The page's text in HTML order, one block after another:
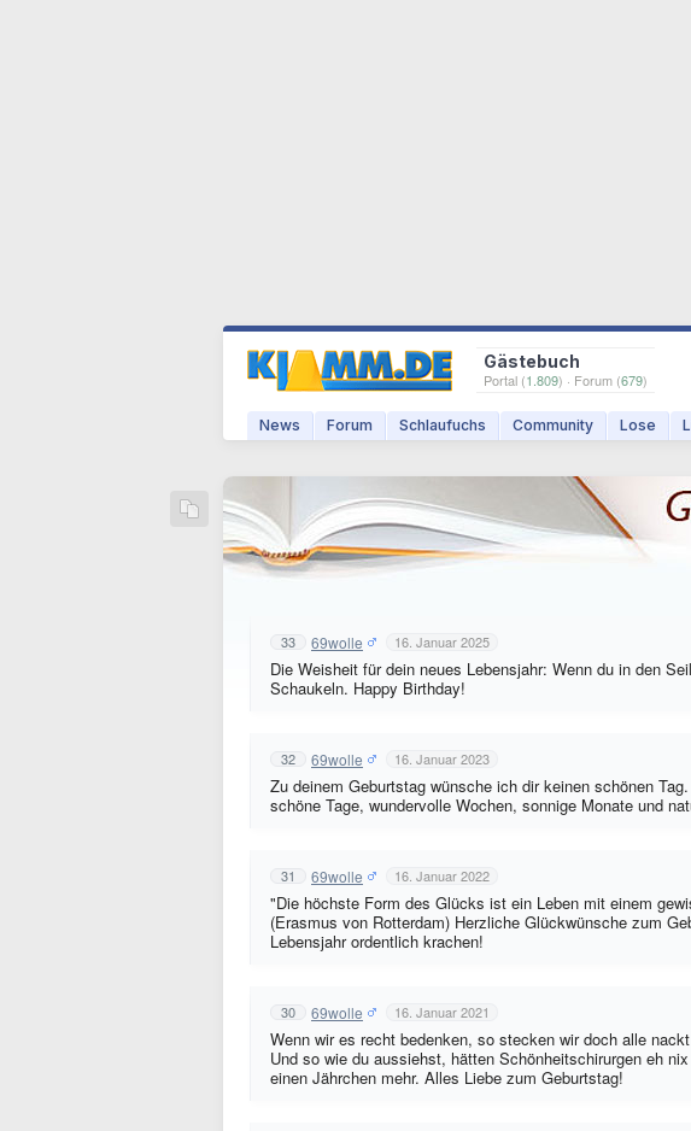
Gästebuch
Portal (1.809) · Forum (679)
News Forum Schlaufuchs Community Lose
33 69wolle 16. Januar 2025
Die Weisheit für dein neues Lebensjahr: Wenn du in den
Schaukeln. Happy Birthday!
32 69wolle 16. Januar 2023
Zu deinem Geburtstag wünsche ich dir keinen schönen
schöne Tage, wundervolle Wochen, sonnige Monate und
31 69wolle 16. Januar 2022
"Die höchste Form des Glücks ist ein Leben mit einem
(Erasmus von Rotterdam) Herzliche Glückwünsche zum
Lebensjahr ordentlich krachen!
30 69wolle 16. Januar 2021
Wenn wir es recht bedenken, so stecken wir doch alle
Und so wie du aussiehst, hätten Schönheitschirurgen eh
einen Jährchen mehr. Alles Liebe zum Geburtstag!